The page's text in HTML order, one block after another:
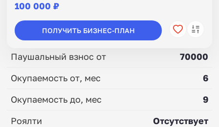
100 000 ₽
ПОЛУЧИТЬ БИЗНЕС-ПЛАН
Паушальный взнос от
70000
Окупаемость от, мес
6
Окупаемость до, мес
9
Роялти
Отсутствует